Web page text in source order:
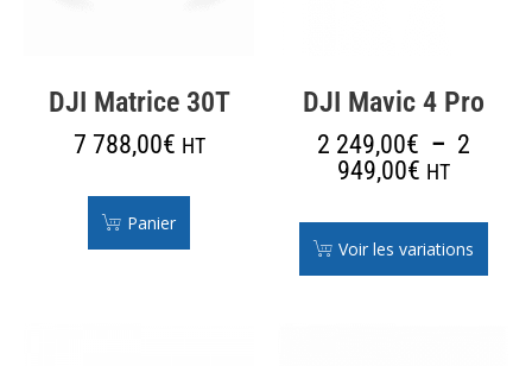
DJI Matrice 30T
7 788,00€ HT
Panier
DJI Mavic 4 Pro
2 249,00€ – 2
949,00€ HT
Voir les variations